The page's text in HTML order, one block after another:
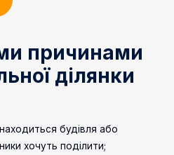
причинами
ділянки
будівля або
хочуть поділити;